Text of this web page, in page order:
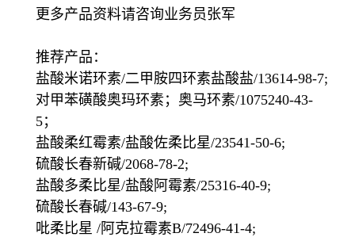
更多产品资料请咨询业务员张军
推荐产品：
盐酸米诺环素/二甲胺四环素盐酸盐/13614-98-7;
对甲苯磺酸奥玛环素；奥马环素/1075240-43-
5；
盐酸柔红霉素/盐酸佐柔比星/23541-50-6;
硫酸长春新碱/2068-78-2;
盐酸多柔比星/盐酸阿霉素/25316-40-9;
硫酸长春碱/143-67-9;
吡柔比星 /阿克拉霉素B/72496-41-4;